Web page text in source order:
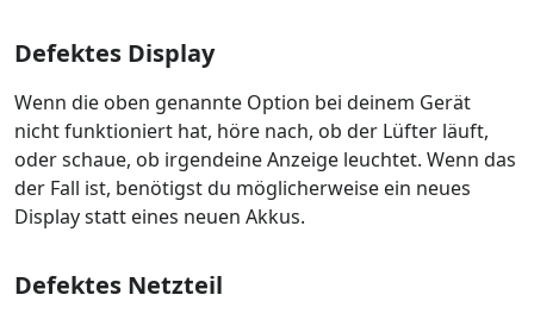
Defektes Display
Wenn die oben genannte Option bei deinem Gerät
nicht funktioniert hat, höre nach, ob der Lüfter läuft,
oder schaue, ob irgendeine Anzeige leuchtet. Wenn das
der Fall ist, benötigst du möglicherweise ein neues
Display statt eines neuen Akkus.
Defektes Netzteil